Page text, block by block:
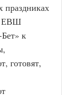
o
праздниках
ЕВШ
к
готовят,